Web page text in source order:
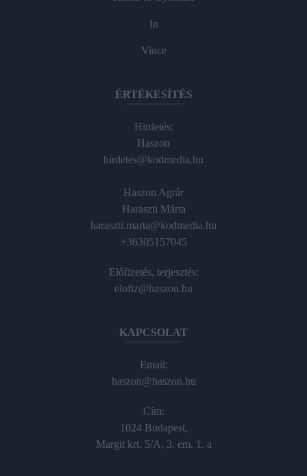
In
Vince
ÉRTÉKESÍTÉS
Hirdetés:
Haszon
hirdetes@kodmedia.hu
Haszon Agrár
Haraszti Márta
haraszti.marta@kodmedia.hu
+36305157045
Előfizetés, terjesztés:
elofiz@haszon.hu
KAPCSOLAT
Email:
haszon@haszon.hu
Cím:
1024 Budapest,
Margit krt. 5/A, 3. em. 1. a